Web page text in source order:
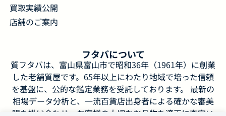
買取実績公開
店舗のご案内
フタバについて
質フタバは、富山県富山市で昭和36年（1961年）に創業
した老舗質屋です。65年以上にわたり地域で培った信頼
を基盤に、公的な鑑定業務を受託しております。 最新の
相場データ分析と、一流百貨店出身者による確かな審美
眼を掛け合わせ、お客様の大切なお品物を適正に査定い